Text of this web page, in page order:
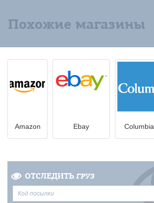
Похожие магазины
Amazon Ebay Columbia
ОТСЛЕДИТЬ ГРУЗ